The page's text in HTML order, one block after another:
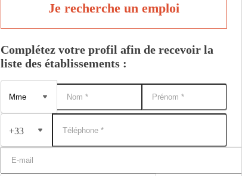
Je recherche un emploi
Complétez votre profil afin de recevoir la
liste des établissements :
+33